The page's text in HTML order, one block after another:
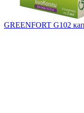
GREENFORT G102